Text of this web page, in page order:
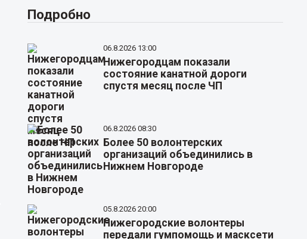
Подробно
06.8.2026 13:00
Нижегородцам показали
состояние канатной дороги
спустя месяц после ЧП
06.8.2026 08:30
Более 50 волонтерских
организаций объединились в
Нижнем Новгороде
05.8.2026 20:00
Нижегородские волонтеры
передали гумпомощь и масксети